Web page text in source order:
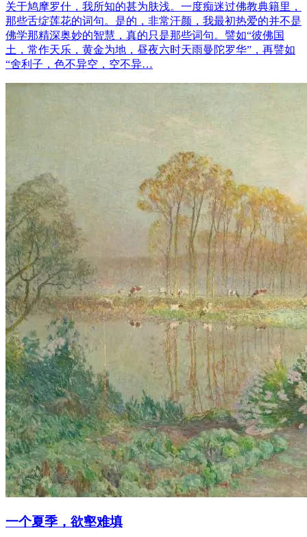
关于鸠摩罗什，我所知的甚为肤浅。一度痴迷过佛教典籍里，
那些舌绽莲花的词句。是的，非常汗颜，我最初热爱的并不是
佛学那精深奥妙的智慧，真的只是那些词句。譬如“彼佛国
土，常作天乐，黄金为地，昼夜六时天雨曼陀罗华”，再譬如
“舍利子，色不异空，空不异…
一个夏季，欲壑难填